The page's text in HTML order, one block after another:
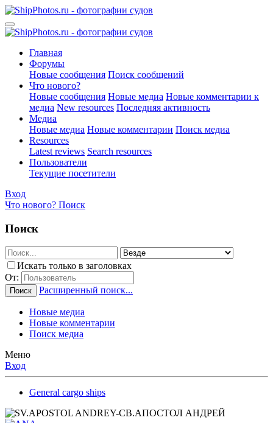
Главная
Форумы
Новые сообщения Поиск сообщений
Что нового?
Новые сообщения Новые медиа Новые комментарии к
медиа New resources Последняя активность
Медиа
Новые медиа Новые комментарии Поиск медиа
Resources
Latest reviews Search resources
Пользователи
Текущие посетители
Вход
Что нового? Поиск
Поиск
Искать только в заголовках
От:
Поиск Расширенный поиск...
Новые медиа
Новые комментарии
Поиск медиа
Меню
Вход
General cargo ships